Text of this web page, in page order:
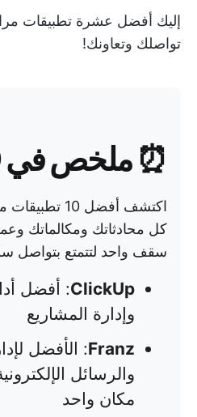
إليك أفضل عشرة تطبيقات
تواصلك وتعاونك!
⏰ ملخص في 60 ثانية
اكتشف أفضل
كل محادثاتك ومكالماتك
سقف واحد لتتمتع بتواصل
ClickUp: أفضل
وإدارة المشاريع
Franz: الأفضل
والرسائل
مكان واحد